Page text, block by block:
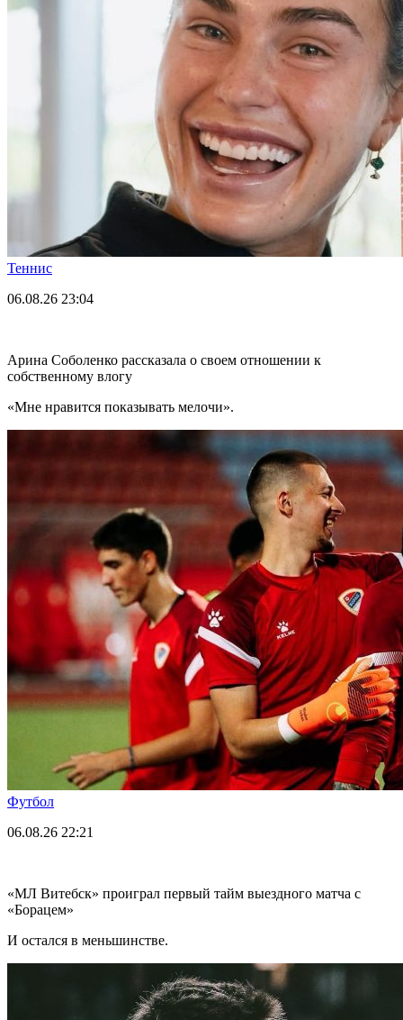
Теннис
06.08.26 23:04
Арина Соболенко рассказала о своем отношении к
собственному влогу
«Мне нравится показывать мелочи».
Футбол
06.08.26 22:21
«МЛ Витебск» проиграл первый тайм выездного матча с
«Борацем»
И остался в меньшинстве.